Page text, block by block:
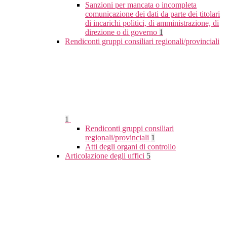
Sanzioni per mancata o incompleta
comunicazione dei dati da parte dei titolari
di incarichi politici, di amministrazione, di
direzione o di governo 1
Rendiconti gruppi consiliari regionali/provinciali
1
Rendiconti gruppi consiliari
regionali/provinciali 1
Atti degli organi di controllo
Articolazione degli uffici 5